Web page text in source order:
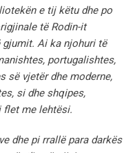
e tij këtu dhe po
të Rodin-it
gjumit. Ai ka njohuri të
portugalishtes,
së vjetër dhe moderne,
si dhe shqipes,
flet me lehtësi.
dhe pi rrallë para darkës